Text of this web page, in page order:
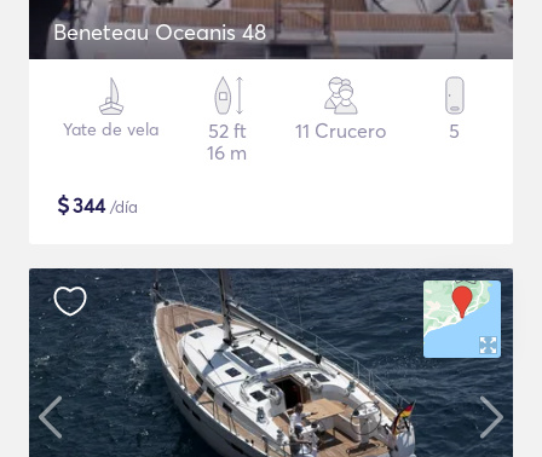
Beneteau Oceanis 48
Yate de vela
52 ft
16 m
11 Crucero 5
$344/día